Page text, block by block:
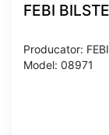
FEBI
Producator:
Model: 08971